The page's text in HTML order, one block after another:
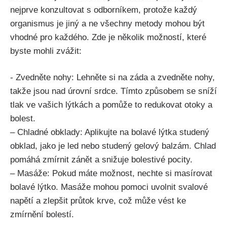
nejprve​ konzultovat s⁢ odborníkem, protože každý
organismus je ‌jiný a ne všechny⁤ metody mohou ​být
vhodné pro každého. Zde je několik možností, které
byste ​mohli zvážit:
-‌ Zvedněte nohy:‌ Lehněte‌ si na záda a zvedněte nohy,
takže jsou nad úrovní srdce. Tímto způsobem se sníží
tlak ve⁤ vašich lýtkách ⁢a pomůže to redukovat otoky a
bolest.
– Chladné obklady:⁣ Aplikujte na bolavé​ lýtka studený⁣
obklad, jako je led ⁣nebo studený gelový⁤ balzám. Chlad
pomáhá‍ zmírnit zánět a snižuje bolestivé pocity.
– Masáže:⁣ Pokud máte možnost, nechte si ‍masírovat ​
bolavé lýtko.‌ Masáže mohou pomoci uvolnit svalové
napětí⁤ a zlepšit průtok ‌krve, ⁤což může vést ke
zmírnění bolestí.